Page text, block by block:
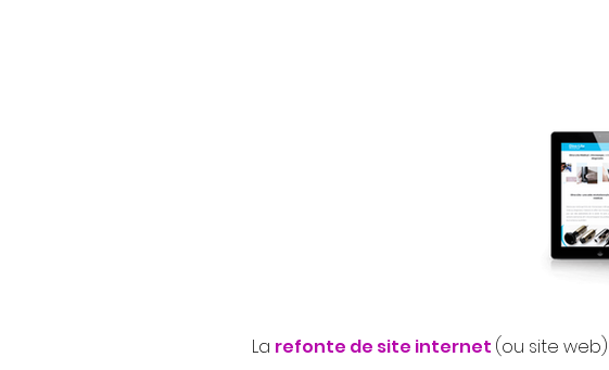
La refonte de site internet (ou site web)